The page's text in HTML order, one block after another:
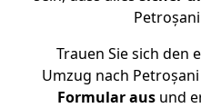
Trauen Sie sich den
Umzug nach
Formular ausund